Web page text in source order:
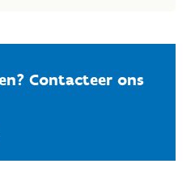
Contacteer ons